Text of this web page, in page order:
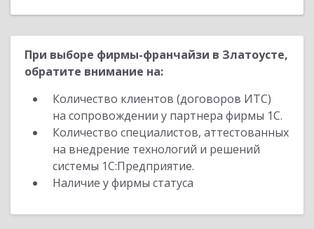
При выборе фирмы-франчайзи в Златоусте,
обратите внимание на:
Количество клиентов (договоров ИТС)
на сопровождении у партнера фирмы 1С.
Количество специалистов, аттестованных
на внедрение технологий и решений
системы 1С:Предприятие.
Наличие у фирмы статуса